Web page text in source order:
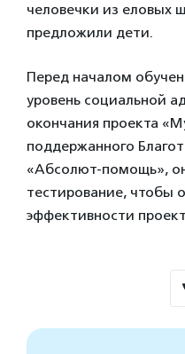
человечки из
предложили дети.
Перед началом
уровень социальной
окончания проекта
поддержанного
«Абсолют-помощь»,
тестирование, чтобы
эффективности